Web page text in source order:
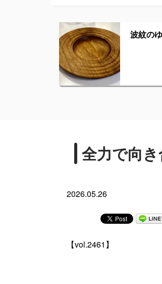
波紋の
全力で向
2026.05.26
【vol.2461】